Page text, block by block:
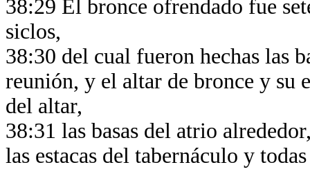
38:29 El bronce ofrendado fue
siclos,
38:30 del cual fueron hechas las
reunión, y el altar de bronce y su
del altar,
38:31 las basas del atrio
las estacas del tabernáculo y